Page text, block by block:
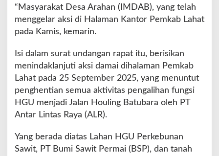
k
i
l
n
M
D
A
B
“Masyarakat Desa Arahan (IMDAB), yang telah
menggelar aksi di Halaman Kantor Pemkab Lahat
pada Kamis, kemarin.
Isi dalam surat undangan rapat itu, berisikan
menindaklanjuti aksi damai dihalaman Pemkab
Lahat pada 25 September 2025, yang menuntut
penghentian semua aktivitas pengalihan fungsi
HGU menjadi Jalan Houling Batubara oleh PT
Antar Lintas Raya (ALR).
Yang berada diatas Lahan HGU Perkebunan
Sawit, PT Bumi Sawit Permai (BSP), dan tanah